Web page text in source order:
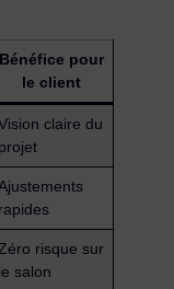
Bénéfice pour
le client
claire du
projet
rapides
Zéro risque sur
le salon